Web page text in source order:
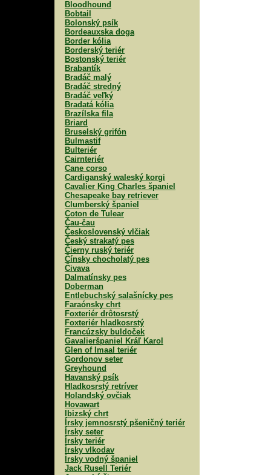
Bloodhound
Bobtail
Bolonský psík
Bordeauxska doga
Border kólia
Borderský teriér
Bostonský teriér
Brabantík
Bradáč malý
Bradáč stredný
Bradáč veľký
Bradatá kólia
Brazílska fila
Briard
Bruselský grifón
Bulmastif
Bulteriér
Cairnteriér
Cane corso
Cardiganský waleský korgi
Cavalier King Charles španiel
Chesapeake bay retriever
Clumberský španiel
Coton de Tulear
Čau-čau
Československý vlčiak
Český strakatý pes
Čierny ruský teriér
Čínsky chocholatý pes
Čivava
Dalmatínsky pes
Doberman
Entlebuchský salašnícky pes
Faraónsky chrt
Foxteriér drôtosrstý
Foxteriér hladkosrstý
Francúzsky buldoček
Gavalieršpaniel Kráľ Karol
Glen of Imaal teriér
Gordonov seter
Greyhound
Havanský psík
Hladkosrstý retríver
Holandský ovčiak
Hovawart
Ibizský chrt
Írsky jemnosrstý pšeničný teriér
Írsky seter
Írsky teriér
Írsky vlkodav
Írsky vodný španiel
Jack Rusell Teriér